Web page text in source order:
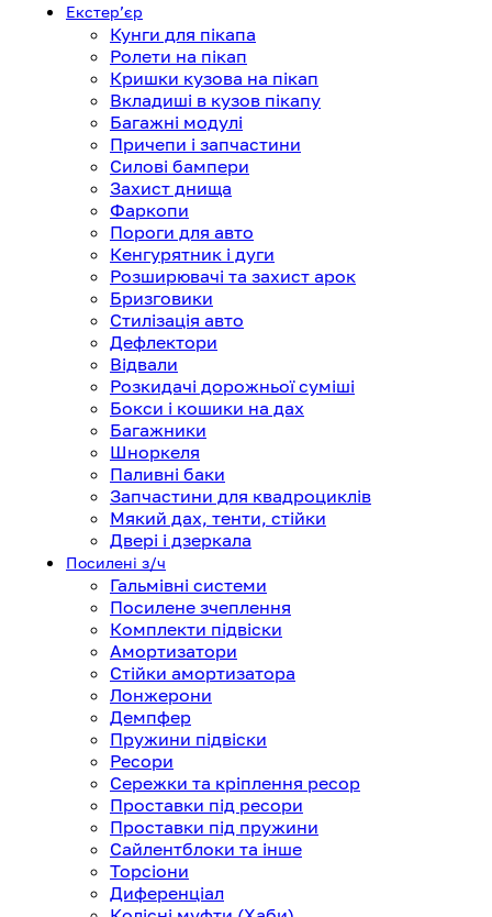
Екстерʼєр
Кунги для пікапа
Ролети на пікап
Кришки кузова на пікап
Вкладиші в кузов пікапу
Багажні модулі
Причепи і запчастини
Силові бампери
Захист днища
Фаркопи
Пороги для авто
Кенгурятник і дуги
Розширювачі та захист арок
Бризговики
Стилізація авто
Дефлектори
Відвали
Розкидачі дорожньої суміші
Бокси і кошики на дах
Багажники
Шноркеля
Паливні баки
Запчастини для квадроциклів
Мякий дах, тенти, стійки
Двері і дзеркала
Посилені з/ч
Гальмівні системи
Посилене зчеплення
Комплекти підвіски
Амортизатори
Стійки амортизатора
Лонжерони
Демпфер
Пружини підвіски
Ресори
Сережки та кріплення ресор
Проставки під ресори
Проставки під пружини
Сайлентблоки та інше
Торсіони
Диференціал